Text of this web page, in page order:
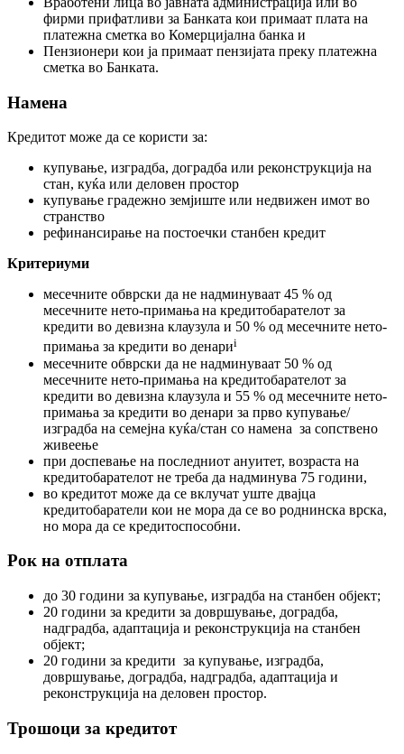
фирми прифатливи за Банката кои примаат плата на
платежна сметка во Комерцијална банка и
Пензионери кои ја примаат пензијата преку платежна
сметка во Банката.
Намена
Кредитот може да се користи за:
купување, изградба, доградба или реконструкција на
стан, куќа или деловен простор
купување градежно земјиште или недвижен имот во
странство
рефинансирање на постоечки станбен кредит
Критериуми
месечните обврски да не надминуваат 45 % од
месечните нето-примањана кредитобарателот за
кредити во девизна клаузула и 50 % од месечните нето-
примања за кредити во денариi
месечните обврски да не надминуваат 50 % од
месечните нето-примања на кредитобарателот за
кредити во девизна клаузула и 55 % од месечните нето-
примања за кредити во денари за прво купување/
изградба на семејна куќа/стан со намена за сопствено
живеење
при доспевање на последниот ануитет, возраста на
кредитобарателот не треба да надминува 75 години,
во кредитот може да се вклучат уште двајца
кредитобаратели кои не мора да се во роднинска врска,
но мора да се кредитоспособни.
Рок на отплата
до 30 години за купување, изградба на станбен објект;
20 години за кредити за довршување, доградба,
надградба, адаптација и реконструкција на станбен
објект;
20 години за кредити за купување, изградба,
довршување, доградба, надградба, адаптација и
реконструкција на деловен простор.
Трошоци за кредитот